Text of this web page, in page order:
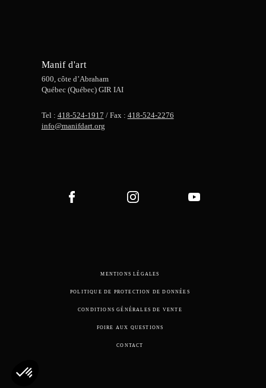
Manif d'art
600, côte d’Abraham
Québec (Québec) GIR IAI
Tel : 418-524-1917 / Fax : 418-524-2276
info@manifdart.org
MENTIONS LÉGALES
POLITIQUE DE PROTECTION DE DONNÉES
CONDITIONS GÉNÉRALES DE VENTE
FOIRE AUX QUESTIONS
CONTACT